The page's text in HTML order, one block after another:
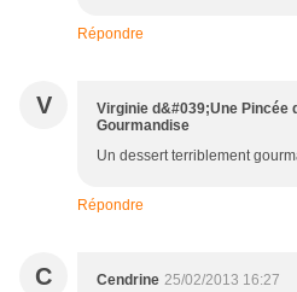
Répondre
V
Virginie d&#039;Une Pincée
Gourmandise
Un dessert terriblement
Répondre
C Cendrine 25/02/2013 16:27